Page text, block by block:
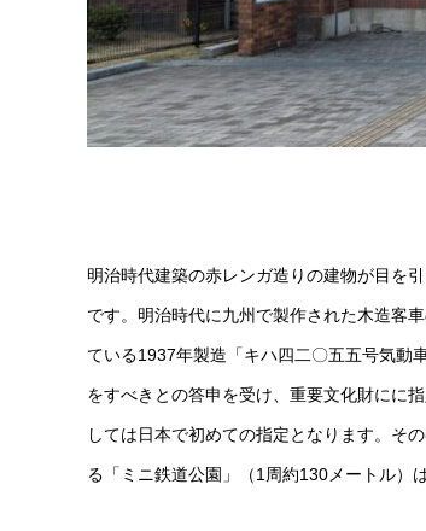
明治時代建築の赤レンガ造りの建物が目を
です。明治時代に九州で製作された木造客
ている1937年製造「キハ四二〇五五号気動
をすべきとの答申を受け、重要文化財にに
しては日本で初めての指定となります。そ
る「ミニ鉄道公園」（1周約130メートル）